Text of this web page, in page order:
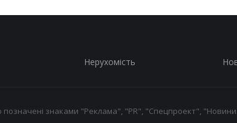
Нерухомість
позначені знаками "Реклама", "PR", "Спецпроект",